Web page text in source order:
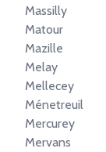
Massilly
Matour
Mazille
Melay
Mellecey
Ménetreuil
Mercurey
Mervans